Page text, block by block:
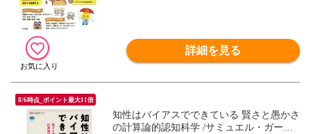
詳細を見る
8/6時点_ポイント最大11倍
知性はバイアスでできている 賢さと愚かさ
の計算論的認知科学 /サミュエル・ガーシ